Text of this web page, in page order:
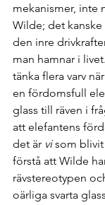
mekanismer, inte
Wilde; det
den inre
man hamnar i
tänka flera varv
en fördomsfull
glass till räven i
att elefantens
det är vi som blivit
förstå att Wilde
rävstereotypen
oärliga svarta